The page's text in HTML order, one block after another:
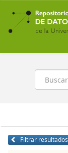
Ir
contenido
principal
Buscar
Filtrar resultados